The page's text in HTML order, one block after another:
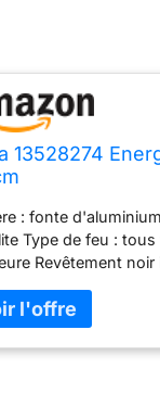
13528274
: fonte
Type de feu :
Revêtement
classique